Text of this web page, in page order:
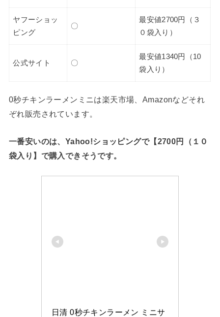
ヤフーショッ
ピング
〇
最安値2700円（３
０袋入り）
公式サイト 〇
最安値1340円（10
袋入り）
0秒チキンラーメンミニは楽天市場、Amazonなどそれ
ぞれ販売されています。
一番安いのは、Yahoo!ショッピングで【2700円（１０
袋入り】で購入できそうです。
日清 0秒チキンラーメン ミニサ